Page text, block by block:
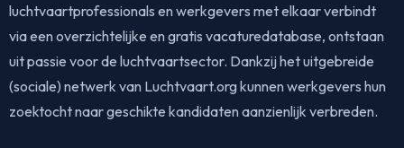
luchtvaartprofessionals en werkgevers met elkaar verbindt
via een overzichtelijke en gratis vacaturedatabase, ontstaan
uit passie voor de luchtvaartsector. Dankzij het uitgebreide
(sociale) netwerk van Luchtvaart.org kunnen werkgevers hun
zoektocht naar geschikte kandidaten aanzienlijk verbreden.